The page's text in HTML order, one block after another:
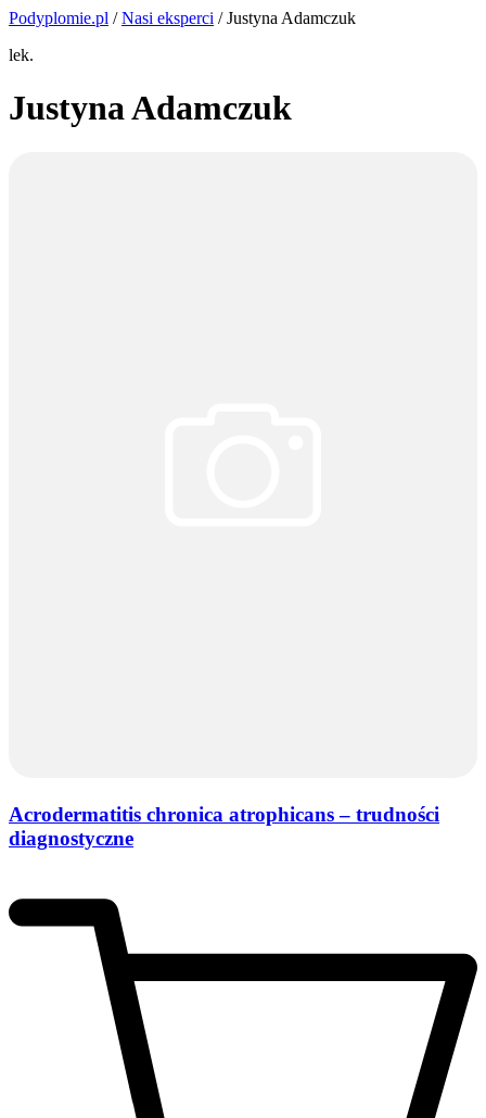
Podyplomie.pl /Nasi eksperci / Justyna Adamczuk
lek.
Justyna Adamczuk
Acrodermatitis chronica atrophicans – trudności
diagnostyczne